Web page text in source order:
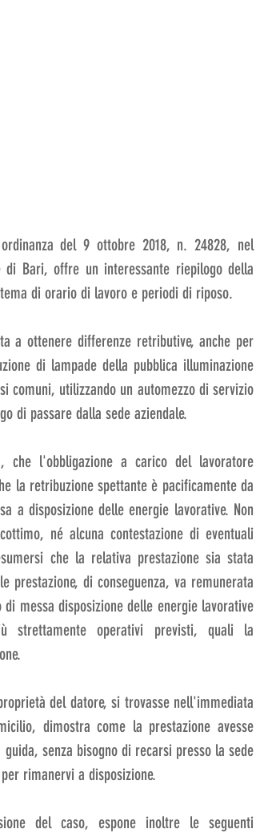
del 9 ottobre 2018, n. 24828, nel
Bari, offre un interessante riepilogo della
di orario di lavoro e periodi di riposo.
a ottenere differenze retributive, anche per
di lampade della pubblica illuminazione
comuni, utilizzando un automezzo di servizio
di passare dalla sede aziendale.
l'obbligazione a carico del lavoratore
la retribuzione spettante è pacificamente da
a disposizione delle energie lavorative. Non
né alcuna contestazione di eventuali
che la relativa prestazione sia stata
prestazione, di conseguenza, va remunerata
messa disposizione delle energie lavorative
strettamente operativi previsti, quali la
del datore, si trovasse nell'immediata
dimostra come la prestazione avesse
senza bisogno di recarsi presso la sede
rimanervi a disposizione.
del caso, espone inoltre le seguenti